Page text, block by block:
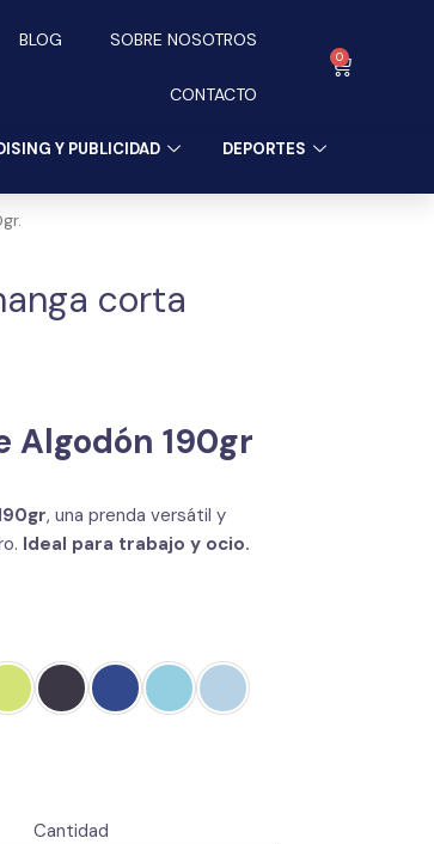
BLOG SOBRE NOSOTROS
CONTACTO
0
Carrito
Y PUBLICIDAD
DEPORTES
corta
Algodón 190gr
, una prenda versátil y
Ideal para trabajo y ocio.
Cantidad